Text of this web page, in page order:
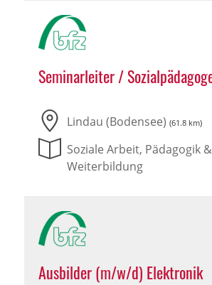
Seminarleiter /
Lindau (Bodensee) (61.8 km)
Soziale Arbeit, Pädagogik &
Weiterbildung
Ausbilder (m/w/d) Elektronik